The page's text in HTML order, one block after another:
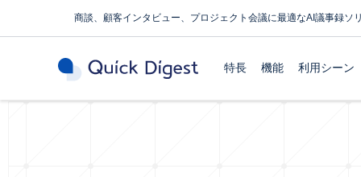
商談、顧客インタビュー、プロジェクト会議に最適なAI議事録ソ
特長 機能 利用シーン